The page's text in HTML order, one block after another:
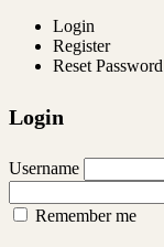
Login
Register
Reset Password
Login
Username
Remember me